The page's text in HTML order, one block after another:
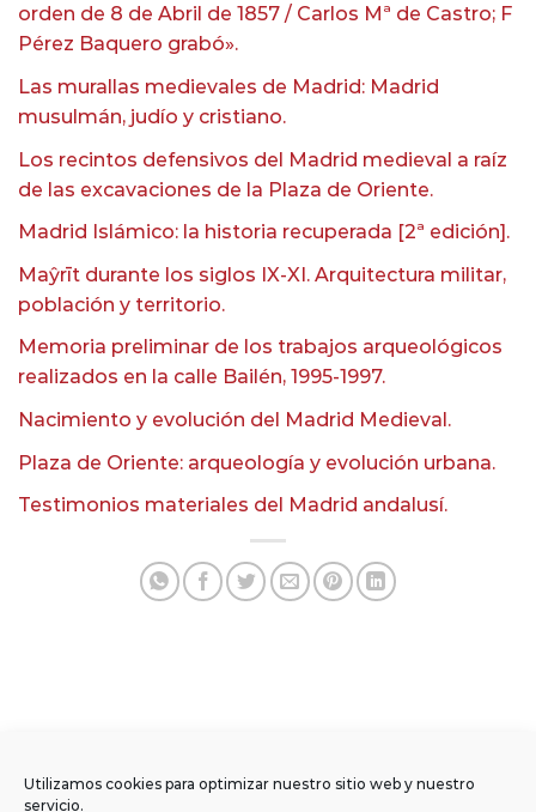
Utilizamos cookies para optimizar nuestro sitio web y nuestro
servicio.
orden de 8 de Abril de 1857 / Carlos Mª de Castro; F
Pérez Baquero grabó».
Las murallas medievales de Madrid: Madrid
musulmán, judío y cristiano.
Los recintos defensivos del Madrid medieval a raíz
de las excavaciones de la Plaza de Oriente.
Madrid Islámico: la historia recuperada [2ª edición].
Maŷrīt durante los siglos IX-XI. Arquitectura militar,
población y territorio.
Memoria preliminar de los trabajos arqueológicos
realizados en la calle Bailén, 1995-1997.
Nacimiento y evolución del Madrid Medieval.
Plaza de Oriente: arqueología y evolución urbana.
Testimonios materiales del Madrid andalusí.